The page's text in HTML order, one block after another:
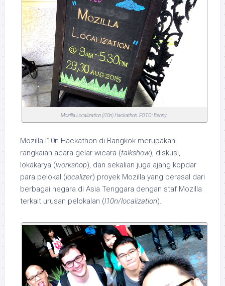
Mozilla Localization (l10n) Hackathon. FOTO: Benny
Mozilla l10n Hackathon di Bangkok merupakan
rangkaian acara gelar wicara (talkshow), diskusi,
lokakarya (workshop), dan sekalian juga ajang kopdar
para pelokal (localizer) proyek Mozilla yang berasal dari
berbagai negara di Asia Tenggara dengan staf Mozilla
terkait urusan pelokalan (l10n/localization).